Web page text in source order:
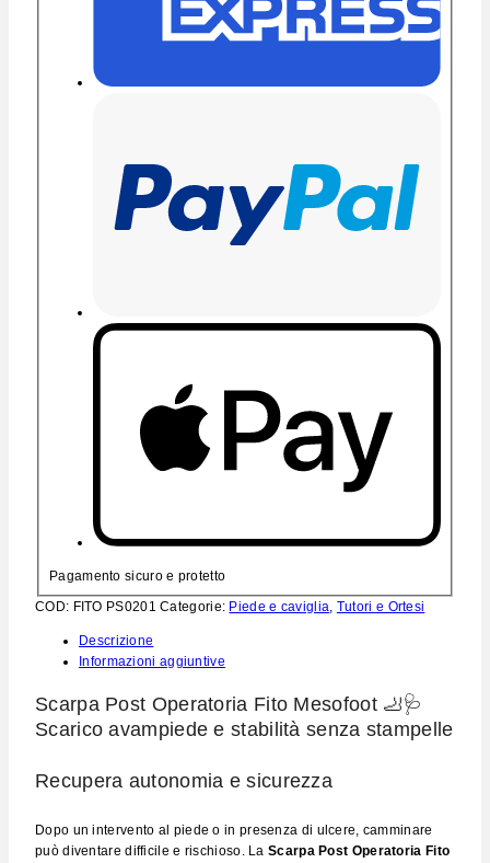
Pagamento sicuro e protetto
COD: FITO PS0201 Categorie: Piede e caviglia, Tutori e Ortesi
Descrizione
Informazioni aggiuntive
Scarpa Post Operatoria Fito Mesofoot 🦶🩺
Scarico avampiede e stabilità senza stampelle
Recupera autonomia e sicurezza
Dopo un intervento al piede o in presenza di ulcere, camminare
può diventare difficile e rischioso. LaScarpa Post Operatoria Fito